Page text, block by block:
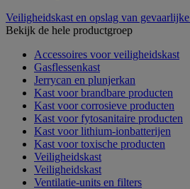
Veiligheidskast en opslag van
Bekijk de hele productgroep
Accessoires voor veiligheidskast
Gasflessenkast
Jerrycan en plunjerkan
Kast voor brandbare producten
Kast voor corrosieve producten
Kast voor fytosanitaire producten
Kast voor lithium-ionbatterijen
Kast voor toxische producten
Veiligheidskast
Veiligheidskast
Ventilatie-units en filters